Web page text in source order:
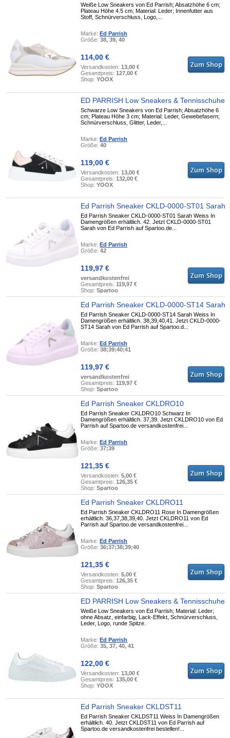
Weiße Low Sneakers von Ed Parrish; Absatzhöhe 6 cm;
Plateau Höhe 4.5 cm; Material: Leder; Innenfutter aus
Stoff, Schnürverschluss, Logo,...
Marke:Ed Parrish
Größe:38, 39, 40
114,00 €
Versandkosten:13,00 €
Gesamtpreis:127,00 €
Shop:YOOX
ED PARRISH Low Sneakers & Tennisschuhe
Schwarze Low Sneakers von Ed Parrish; Absatzhöhe 6
cm; Plateau Höhe 3 cm; Material: Leder, Gewebefasern;
Schnürverschluss, Glitter, Leder,...
Marke: Ed Parrish
Größe:40
119,00 €
Versandkosten:13,00 €
Gesamtpreis:132,00 €
Shop:YOOX
Ed Parrish Sneaker CKLD-0000-ST01 Sarah
Ed Parrish Sneaker CKLD-0000-ST01 Sarah Weiss In
Damengrößen erhältlich. 42. Jetzt CKLD-0000-ST01
Sarah von Ed Parrish auf Spartoo.de...
Marke: Ed Parrish
Größe:42
119,97 €
versandkostenfrei
Gesamtpreis:119,97 €
Shop:Spartoo
Ed Parrish Sneaker CKLD-0000-ST14 Sarah
Ed Parrish Sneaker CKLD-0000-ST14 Sarah Weiss In
Damengrößen erhältlich. 38,39,40,41. Jetzt CKLD-0000-
ST14 Sarah von Ed Parrish auf Spartoo.d...
Marke: Ed Parrish
Größe:38;39;40;41
119,97 €
versandkostenfrei
Gesamtpreis:119,97 €
Shop:Spartoo
Ed Parrish Sneaker CKLDRO10
Ed Parrish Sneaker CKLDRO10 Schwarz In
Damengrößen erhältlich. 37,39. Jetzt CKLDRO10 von Ed
Parrish auf Spartoo.de versandkostenfrei...
Marke: Ed Parrish
Größe:37;39
121,35 €
Versandkosten:5,00 €
Gesamtpreis:126,35 €
Shop:Spartoo
Ed Parrish Sneaker CKLDRO11
Ed Parrish Sneaker CKLDRO11 Rose In Damengrößen
erhältlich. 36,37,38,39,40. Jetzt CKLDRO11 von Ed
Parrish auf Spartoo.de versandkostenfrei...
Marke: Ed Parrish
Größe:36;37;38;39;40
121,35 €
Versandkosten:5,00 €
Gesamtpreis:126,35 €
Shop:Spartoo
ED PARRISH Low Sneakers & Tennisschuhe
Weiße Low Sneakers von Ed Parrish; Material: Leder;
ohne Absatz, einfarbig, Lack-Effekt, Schnürverschluss,
Leder, Logo, runde Spitze.
Marke: Ed Parrish
Größe:35, 37, 40, 41
122,00 €
Versandkosten:13,00 €
Gesamtpreis:135,00 €
Shop:YOOX
Ed Parrish Sneaker CKLDST11
Ed Parrish Sneaker CKLDST11 Weiss In Damengrößen
erhältlich. 40. Jetzt CKLDST11 von Ed Parrish auf
Spartoo.de versandkostenfrei bestellen!...